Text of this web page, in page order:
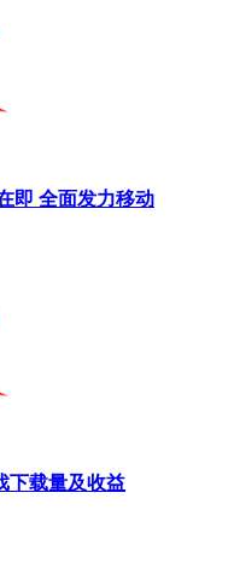
即 全面发力移动
下载量及收益